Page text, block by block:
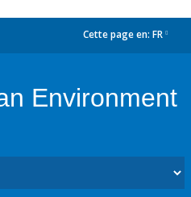
Cette page en: FR
Environment